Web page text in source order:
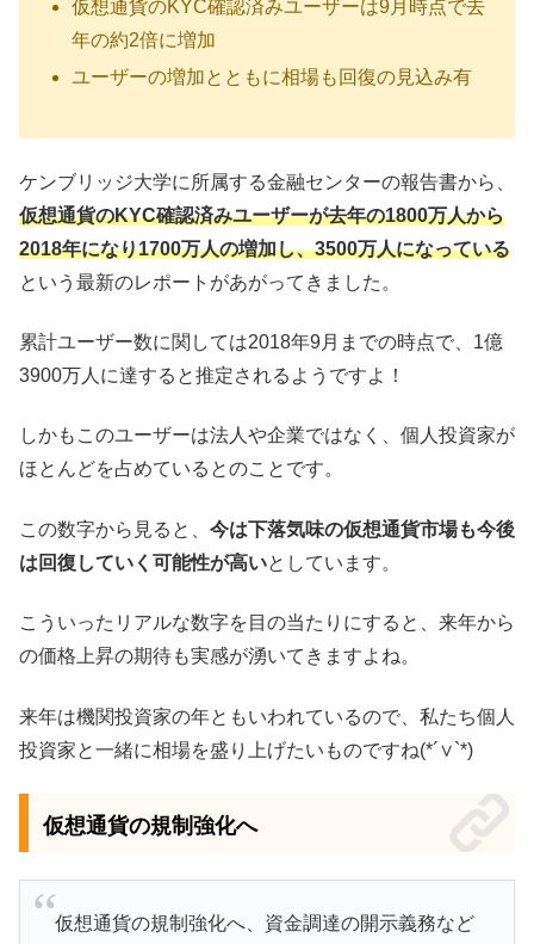
仮想通貨のKYC確認済みユーザーは9月時点で去
年の約2倍に増加
ユーザーの増加とともに相場も回復の見込み有
ケンブリッジ大学に所属する金融センターの報告書から、
仮想通貨のKYC確認済みユーザーが去年の1800万人から
2018年になり1700万人の増加し、3500万人になっている
という最新のレポートがあがってきました。
累計ユーザー数に関しては2018年9月までの時点で、1億
3900万人に達すると推定されるようですよ！
しかもこのユーザーは法人や企業ではなく、個人投資家が
ほとんどを占めているとのことです。
この数字から見ると、 今は下落気味の仮想通貨市場も今後
は回復していく可能性が高いとしています。
こういったリアルな数字を目の当たりにすると、来年から
の価格上昇の期待も実感が湧いてきますよね。
来年は機関投資家の年ともいわれているので、私たち個人
投資家と一緒に相場を盛り上げたいものですね(*´∨`*)
仮想通貨の規制強化へ
仮想通貨の規制強化へ、資金調達の開示義務など